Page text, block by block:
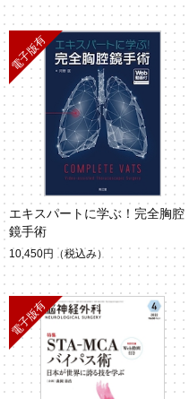
エキスパートに学ぶ！完全胸腔
鏡手術
10,450円 （税込み）